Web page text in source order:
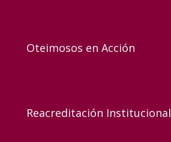
Oteimosos en Acción
Reacreditación Institucional